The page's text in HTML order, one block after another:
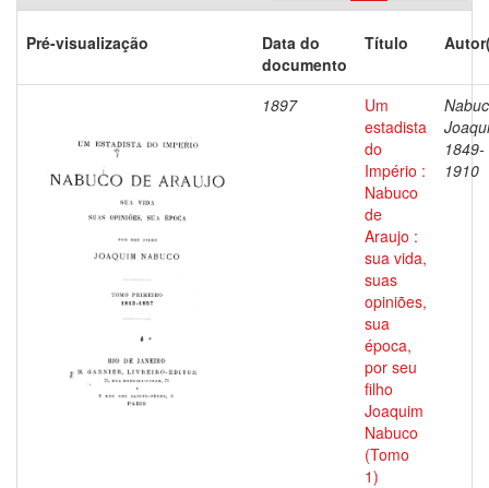
Pré-visualização
Data do
documento
Título
1897
Um
estadista
do
Império :
Nabuco
de
Araujo :
sua vida,
suas
opiniões,
sua
época,
por seu
filho
Joaquim
Nabuco
(Tomo
1)
1849-
1910